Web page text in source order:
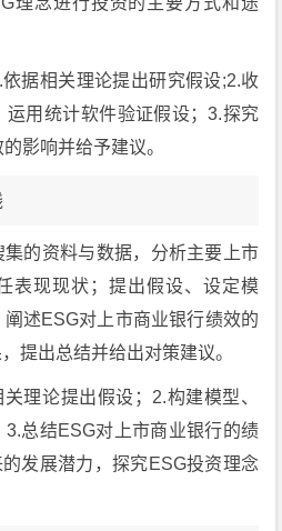
据相关理论提出研究假设;2.收
用统计软件验证假设；3.探究
影响并给予建议。
的资料与数据，分析主要上市
表现现状；提出假设、设定模
述ESG对上市商业银行绩效的
提出总结并给出对策建议。
理论提出假设；2.构建模型、
总结ESG对上市商业银行的绩
发展潜力，探究ESG投资理念